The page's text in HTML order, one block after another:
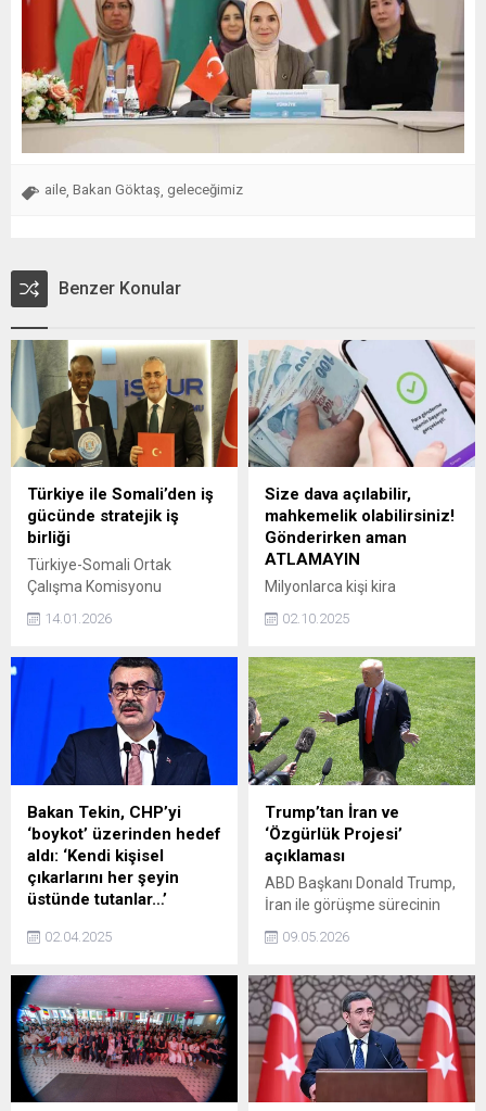
aile Bakan Göktaş geleceğimiz
Benzer Konular
Türkiye ile Somali’den iş
gücünde stratejik iş
birliği
Türkiye-Somali Ortak
Çalışma Komisyonu
Protokolü ve eylem planı
kapsamında, iş sağlığı ve
iş gücü göçünün yönetimi
gibi birçok alanda uzun
vadeli iş birliği hedefleniyor.
14.01.2026
Size dava açılabilir,
mahkemelik olabilirsiniz!
Gönderirken aman
ATLAMAYIN
Milyonlarca kişi kira
ödemesini IBAN yoluyla
gerçekleştiriyor. Ancak
basit bir hata, hem kiracı
hem de ev sahibi için ciddi
sorunlara yol açabiliyor.
Dikkat edilmesi gereken o
önemli detay atlandığında,
taraflar hukuki ya da mali
risklerle karşı karşıya
kalabiliyor.
02.10.2025
Bakan Tekin, CHP’yi
‘boykot’ üzerinden hedef
aldı: ‘Kendi kişisel
çıkarlarını her şeyin
üstünde tutanlar…’
Tekin, boykot çağrıları
göstererek, Kendi kişisel
çıkarlarını her şeyin üstünde
tutanlar, yaptıklarının ülke ve
millet için doğuracağı
zararları zerre kadar
düşünmeden, bencilce ve
02.04.2025
Trump’tan İran ve
‘Özgürlük Projesi’
açıklaması
ABD Başkanı Donald Trump,
İran ile görüşme sürecinin
yakında Tahran
almayı beklediklerini bildirdi.
Trump, Hürmüz
Boğazı'ndaki 'Özgürlük
Projesi'ne ise şimdilik
dönmeyi düşünmediklerini
ancak başka seçeneklerinin
09.05.2026